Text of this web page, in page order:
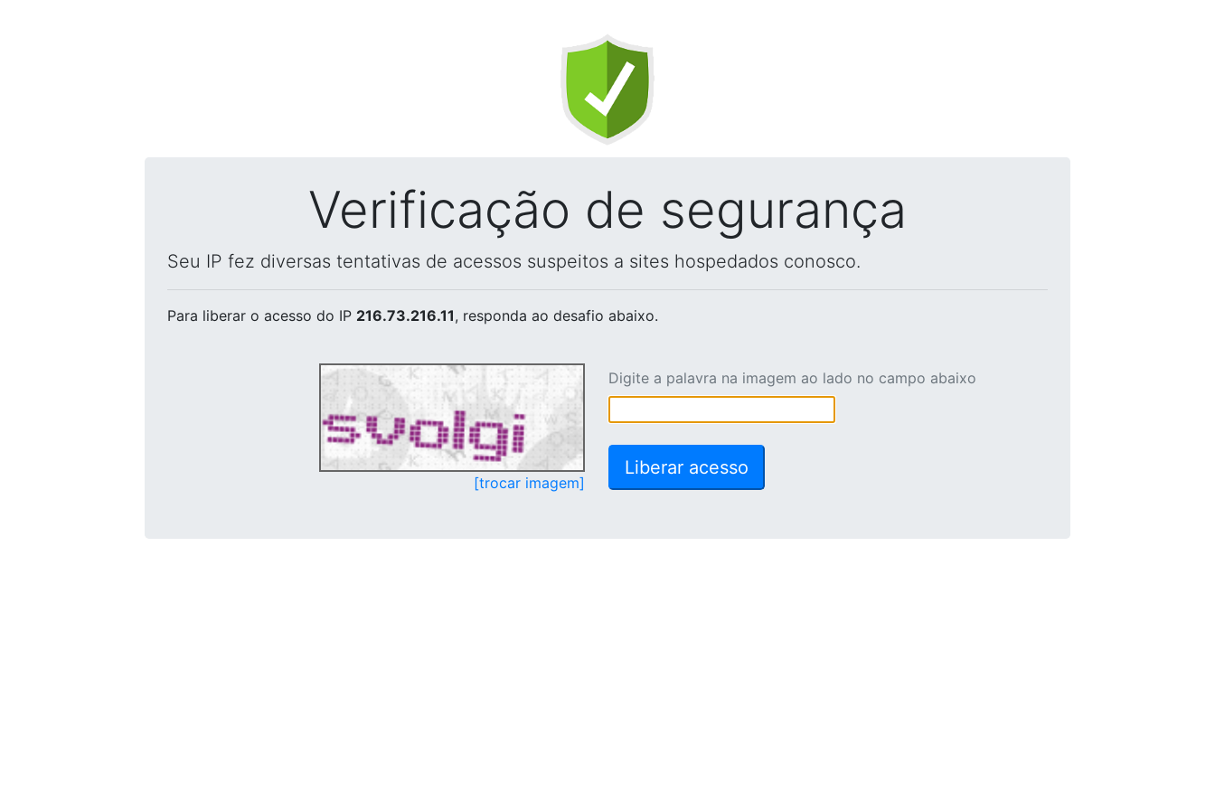
Verificação de segurança
Seu IP fez diversas tentativas de acessos suspeitos a sites hospedados conosco.
Para liberar o acesso do IP 216.73.216.11, responda ao desafio abaixo.
[trocar imagem]
Digite a palavra na imagem ao lado no campo abaixo